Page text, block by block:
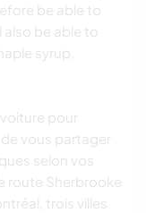
be able to
also be able to
syrup,
pour
vous partager
selon vos
route Sherbrooke
trois villes